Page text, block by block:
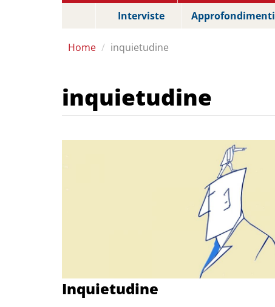
Interviste
Approfondimenti
Home inquietudine
inquietudine
Inquietudine